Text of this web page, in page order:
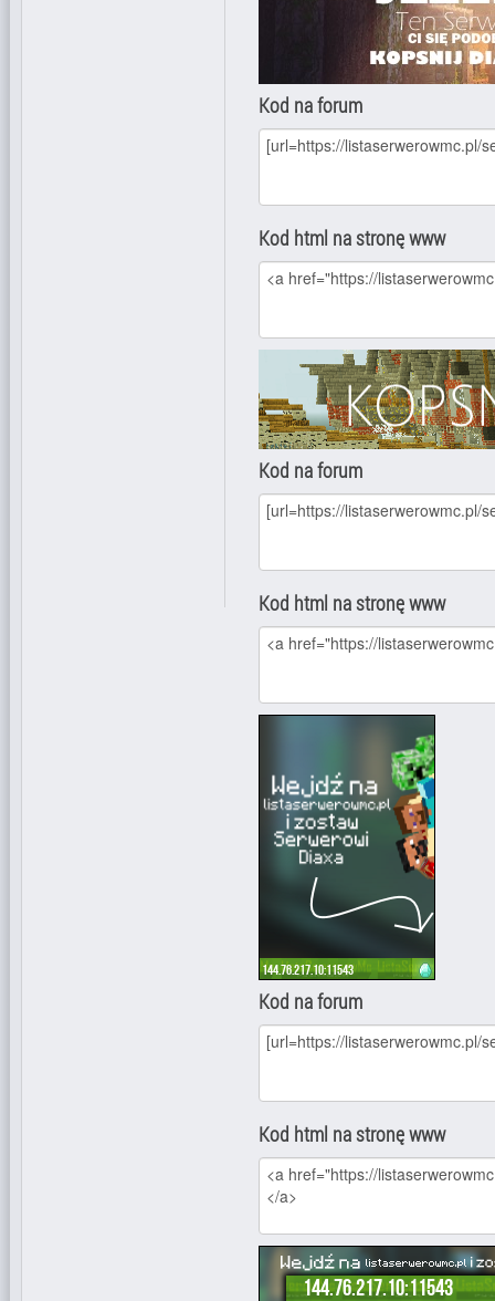
Kod na forum
Kod html na stronę www
Kod na forum
Kod html na stronę www
Kod na forum
Kod html na stronę www